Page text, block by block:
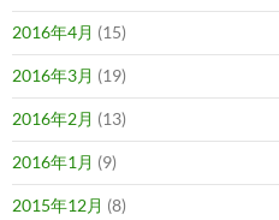
2016年4月 (15)
2016年3月 (19)
2016年2月 (13)
2016年1月 (9)
2015年12月 (8)